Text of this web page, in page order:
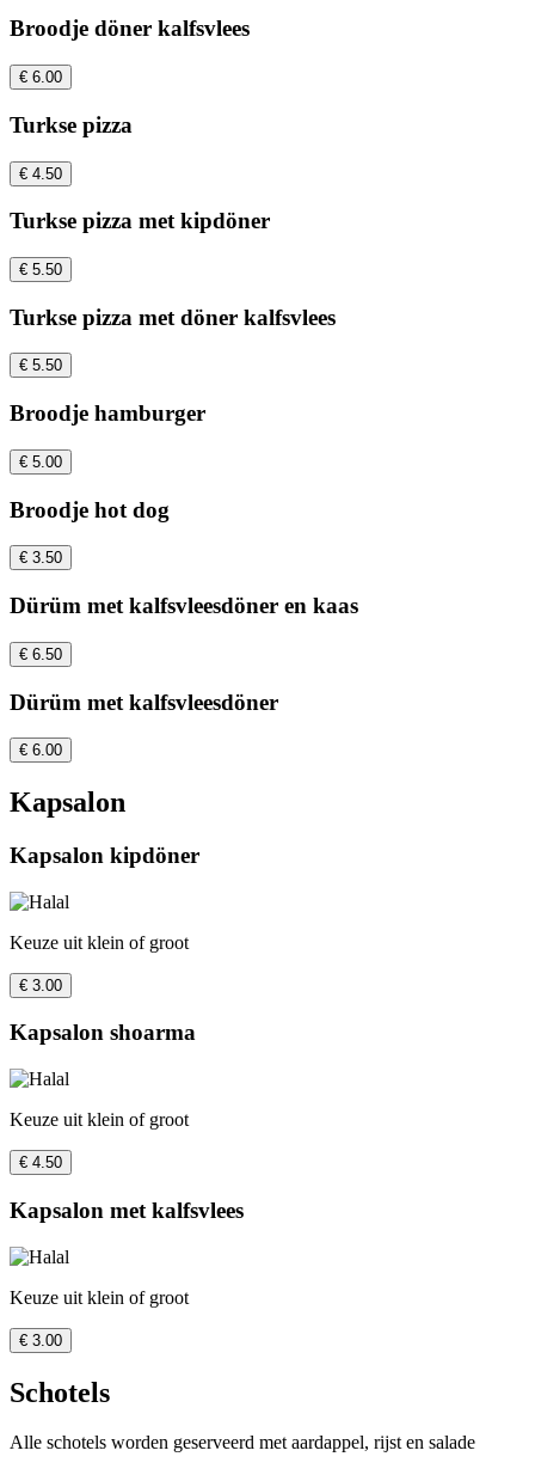
Broodje döner kalfsvlees
€ 6.00
Turkse pizza
€ 4.50
Turkse pizza met kipdöner
€ 5.50
Turkse pizza met döner kalfsvlees
€ 5.50
Broodje hamburger
€ 5.00
Broodje hot dog
€ 3.50
Dürüm met kalfsvleesdöner en kaas
€ 6.50
Dürüm met kalfsvleesdöner
€ 6.00
Kapsalon
Kapsalon kipdöner
Keuze uit klein of groot
€ 3.00
Kapsalon shoarma
Keuze uit klein of groot
€ 4.50
Kapsalon met kalfsvlees
Keuze uit klein of groot
€ 3.00
Schotels
Alle schotels worden geserveerd met aardappel, rijst en salade